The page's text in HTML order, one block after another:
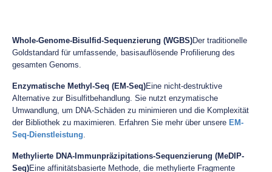
Whole-Genome-Bisulfid-Sequenzierung (WGBS)Der traditionelle
Goldstandard für umfassende, basisauflösende Profilierung des
gesamten Genoms.
Enzymatische Methyl-Seq (EM-Seq)Eine nicht-destruktive
Alternative zur Bisulfitbehandlung. Sie nutzt enzymatische
Umwandlung, um DNA-Schäden zu minimieren und die Komplexität
der Bibliothek zu maximieren. Erfahren Sie mehr über unsere EM-
Seq-Dienstleistung.
Methylierte DNA-Immunpräzipitations-Sequenzierung (MeDIP-
Seq)Eine affinitätsbasierte Methode, die methylierte Fragmente